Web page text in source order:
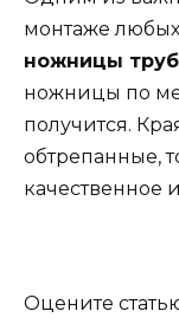
монтаже любых
ножницы
ножницы по
получится.
обтрепанные,
качественное
Оцените